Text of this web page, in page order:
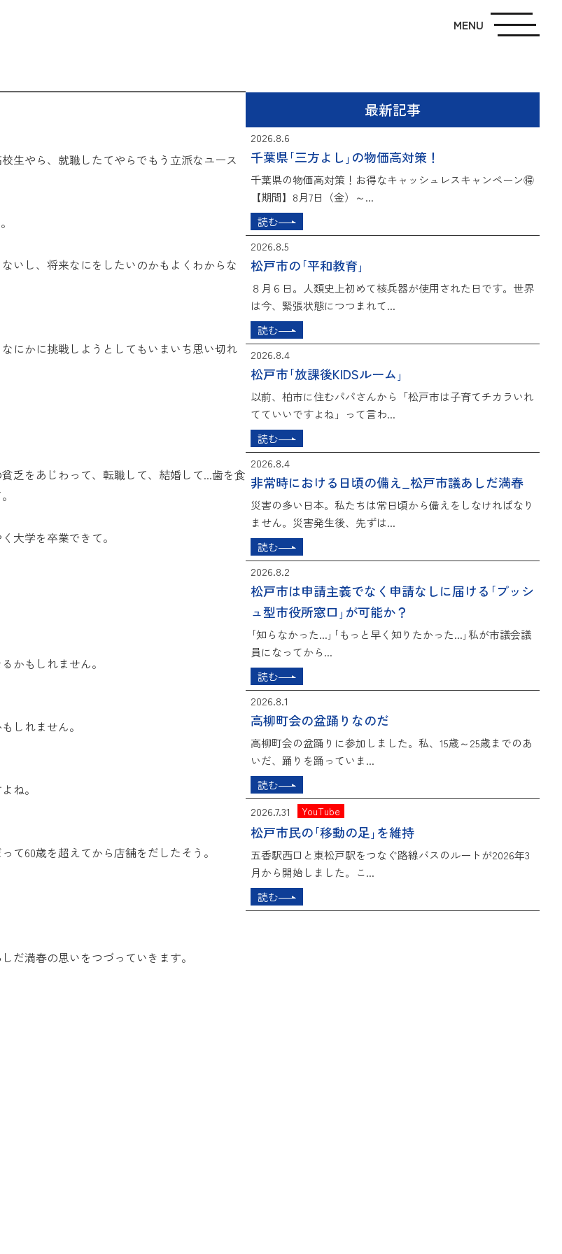
MENU
生やら、就職したてやらでもう立派なユース
いし、将来なにをしたいのかもよくわからな
にかに挑戦しようとしてもいまいち思い切れ
乏をあじわって、転職して、結婚して...歯を食
大学を卒業できて。
かもしれません。
しれません。
ね。
て60歳を超えてから店舗をだしたそう。
だ満春の思いをつづっていきます。
最新記事
2026.8.6
千葉県｢三方よし｣の物価高対策！
千葉県の物価高対策！お得なキャッシュレスキャンペーン🉐
【期間】8月7日（金）～...
読む
2026.8.5
松戸市の｢平和教育｣
８月６日。人類史上初めて核兵器が使用された日です。世界
は今、緊張状態につつまれて...
読む
2026.8.4
松戸市｢放課後KIDSルーム｣
以前、柏市に住むパパさんから「松戸市は子育てチカラいれ
てていいですよね」って言わ...
読む
2026.8.4
非常時における日頃の備え_松戸市議あしだ満春
災害の多い日本。私たちは常日頃から備えをしなければなり
ません。災害発生後、先ずは...
読む
2026.8.2
松戸市は申請主義でなく申請なしに届ける｢プッシ
ュ型市役所窓口｣が可能か？
｢知らなかった...｣｢もっと早く知りたかった...｣私が市議会議
員になってから...
読む
2026.8.1
高柳町会の盆踊りなのだ
高柳町会の盆踊りに参加しました。私、15歳～25歳までのあ
いだ、踊りを踊っていま...
読む
2026.7.31
YouTube
松戸市民の｢移動の足｣を維持
五香駅西口と東松戸駅をつなぐ路線バスのルートが2026年3
月から開始しました。こ...
読む